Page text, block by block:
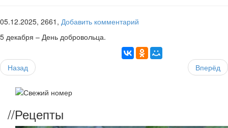
05.12.2025, 2661, Добавить комментарий
5 декабря – День добровольца.
Назад Вперёд
//Рецепты